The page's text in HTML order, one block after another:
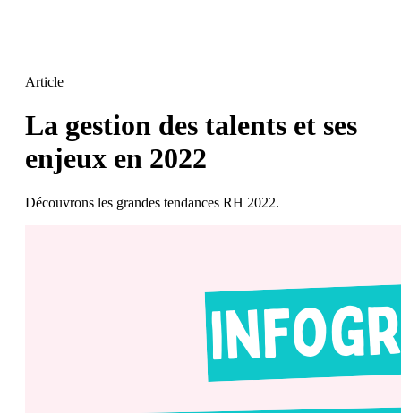
Article
La gestion des talents et ses
enjeux en 2022
Découvrons les grandes tendances RH 2022.